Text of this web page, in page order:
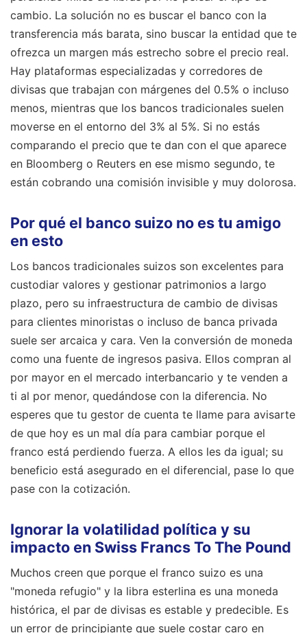
cambio. La solución no es buscar el banco con la
transferencia más barata, sino buscar la entidad que te
ofrezca un margen más estrecho sobre el precio real.
Hay plataformas especializadas y corredores de
divisas que trabajan con márgenes del 0.5% o incluso
menos, mientras que los bancos tradicionales suelen
moverse en el entorno del 3% al 5%. Si no estás
comparando el precio que te dan con el que aparece
en Bloomberg o Reuters en ese mismo segundo, te
están cobrando una comisión invisible y muy dolorosa.
Por qué el banco suizo no es tu amigo
en esto
Los bancos tradicionales suizos son excelentes para
custodiar valores y gestionar patrimonios a largo
plazo, pero su infraestructura de cambio de divisas
para clientes minoristas o incluso de banca privada
suele ser arcaica y cara. Ven la conversión de moneda
como una fuente de ingresos pasiva. Ellos compran al
por mayor en el mercado interbancario y te venden a
ti al por menor, quedándose con la diferencia. No
esperes que tu gestor de cuenta te llame para avisarte
de que hoy es un mal día para cambiar porque el
franco está perdiendo fuerza. A ellos les da igual; su
beneficio está asegurado en el diferencial, pase lo que
pase con la cotización.
Ignorar la volatilidad política y su
impacto en Swiss Francs To The Pound
Muchos creen que porque el franco suizo es una
"moneda refugio" y la libra esterlina es una moneda
histórica, el par de divisas es estable y predecible. Es
un error de principiante que suele costar caro en